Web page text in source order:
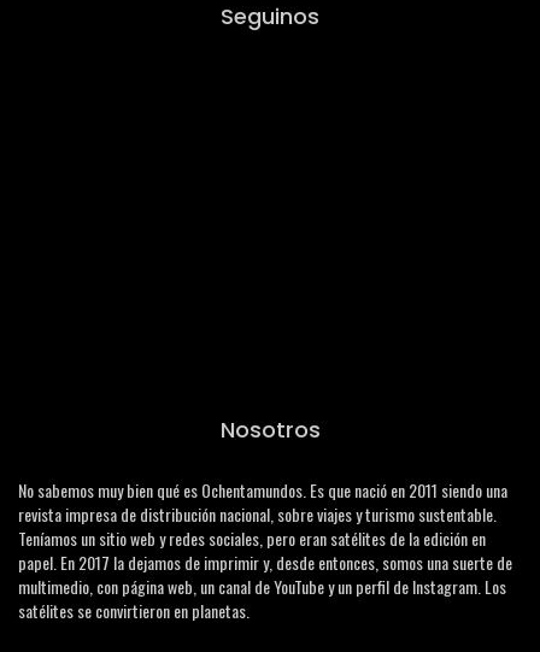
Seguinos
Nosotros
No sabemos muy bien qué es Ochentamundos. Es que nació en 2011 siendo una
revista impresa de distribución nacional, sobre viajes y turismo sustentable.
Teníamos un sitio web y redes sociales, pero eran satélites de la edición en
papel. En 2017 la dejamos de imprimir y, desde entonces, somos una suerte de
multimedio, con página web, un canal de YouTube y un perfil de Instagram. Los
satélites se convirtieron en planetas.